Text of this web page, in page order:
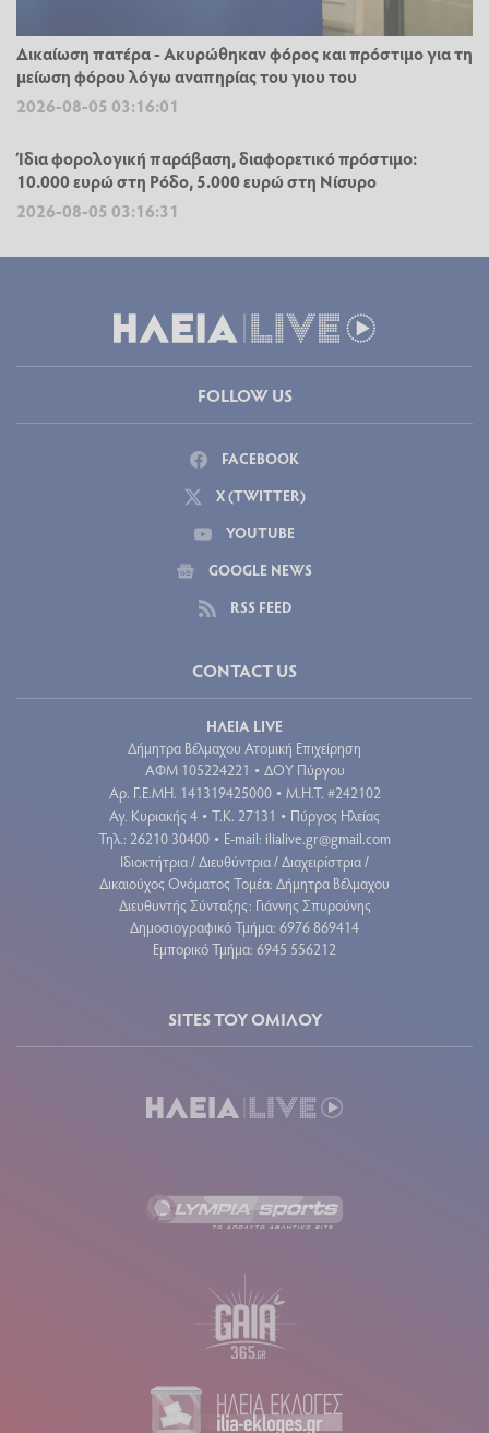
Δικαίωση πατέρα - Ακυρώθηκαν φόρος και πρόστιμο για τη
μείωση φόρου λόγω αναπηρίας του γιου του
2026-08-05 03:16:01
Ίδια φορολογική παράβαση, διαφορετικό πρόστιμο:
10.000 ευρώ στη Ρόδο, 5.000 ευρώ στη Νίσυρο
FOLLOW US
FACEBOOK
X (TWITTER)
YOUTUBE
GOOGLE NEWS
RSS FEED
ΗΛΕΙΑ LIVE
Δήμητρα Βέλμαχου Ατομική Επιχείρηση
Aρ. Γ.Ε.ΜΗ. 141319425000•Μ.Η.Τ. #242102
Αγ. Κυριακής 4•Τ.Κ. 27131 •Πύργος Ηλείας
Διευθυντής Σύνταξης: Γιάννης Σπυρούνης
Δημοσιογραφικό Τμήμα: 6976 869414
SITES ΤΟΥ ΟΜΙΛΟΥ